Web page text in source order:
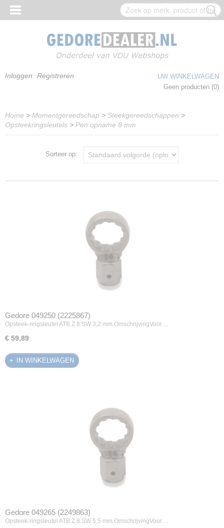
Inloggen Registreren
UW WINKELWAGEN
Geen producten (0)
Home > Momentgereedschap > Steekgereedschappen >
Opsteekringsleutels > Pen opname 8 mm
Sorteer op:
Gedore 049250 (2225867)
Opsteek-ringsleutel ATB Z 8 SW 3,2 mm.OmschrijvingVoor…
€ 59,89
IN WINKELWAGEN
Gedore 049265 (2249863)
Opsteek-ringsleutel ATB Z 8 SW 5,5 mm.OmschrijvingVoor…